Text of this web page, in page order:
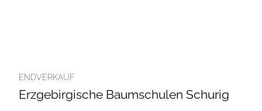
ENDVERKAUF
Erzgebirgische Baumschulen Schurig